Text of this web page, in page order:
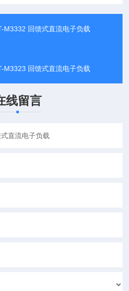
M3332 回馈式直流电子负载
M3323 回馈式直流电子负载
线留言